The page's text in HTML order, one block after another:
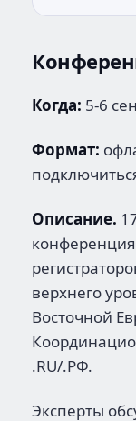
Когда: 5-6
Формат:
Описание.
верхнего
Восточной
.RU/.РФ.
Эксперты